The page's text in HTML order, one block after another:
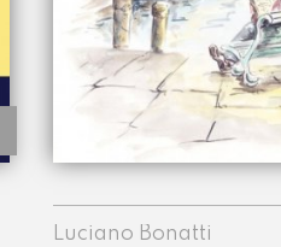
Luciano Bonatti